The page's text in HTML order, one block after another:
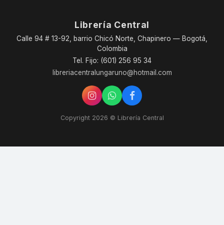
Librería Central
Calle 94 # 13-92, barrio Chicó Norte, Chapinero — Bogotá,
Colombia
Tel. Fijo: (601) 256 95 34
libreriacentralungaruno@hotmail.com
Copyright 2026 © Librería Central